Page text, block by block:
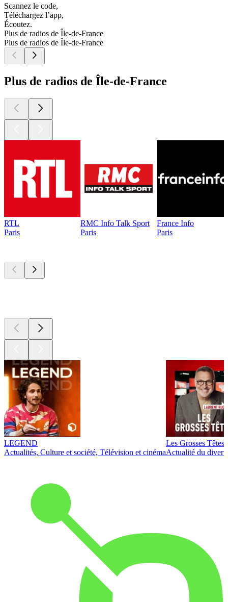
Scannez le code,
Téléchargez l’app,
Écoutez.
Plus de radios de Île-de-France
Plus de radios de Île-de-France
Plus de radios de Île-de-France
RTL
Paris
RMC Info Talk Sport
Paris
France Info
Paris
LEGEND
Actualités, Culture et société, Télévision et cinéma
Les Grosses Têtes
Actualité du